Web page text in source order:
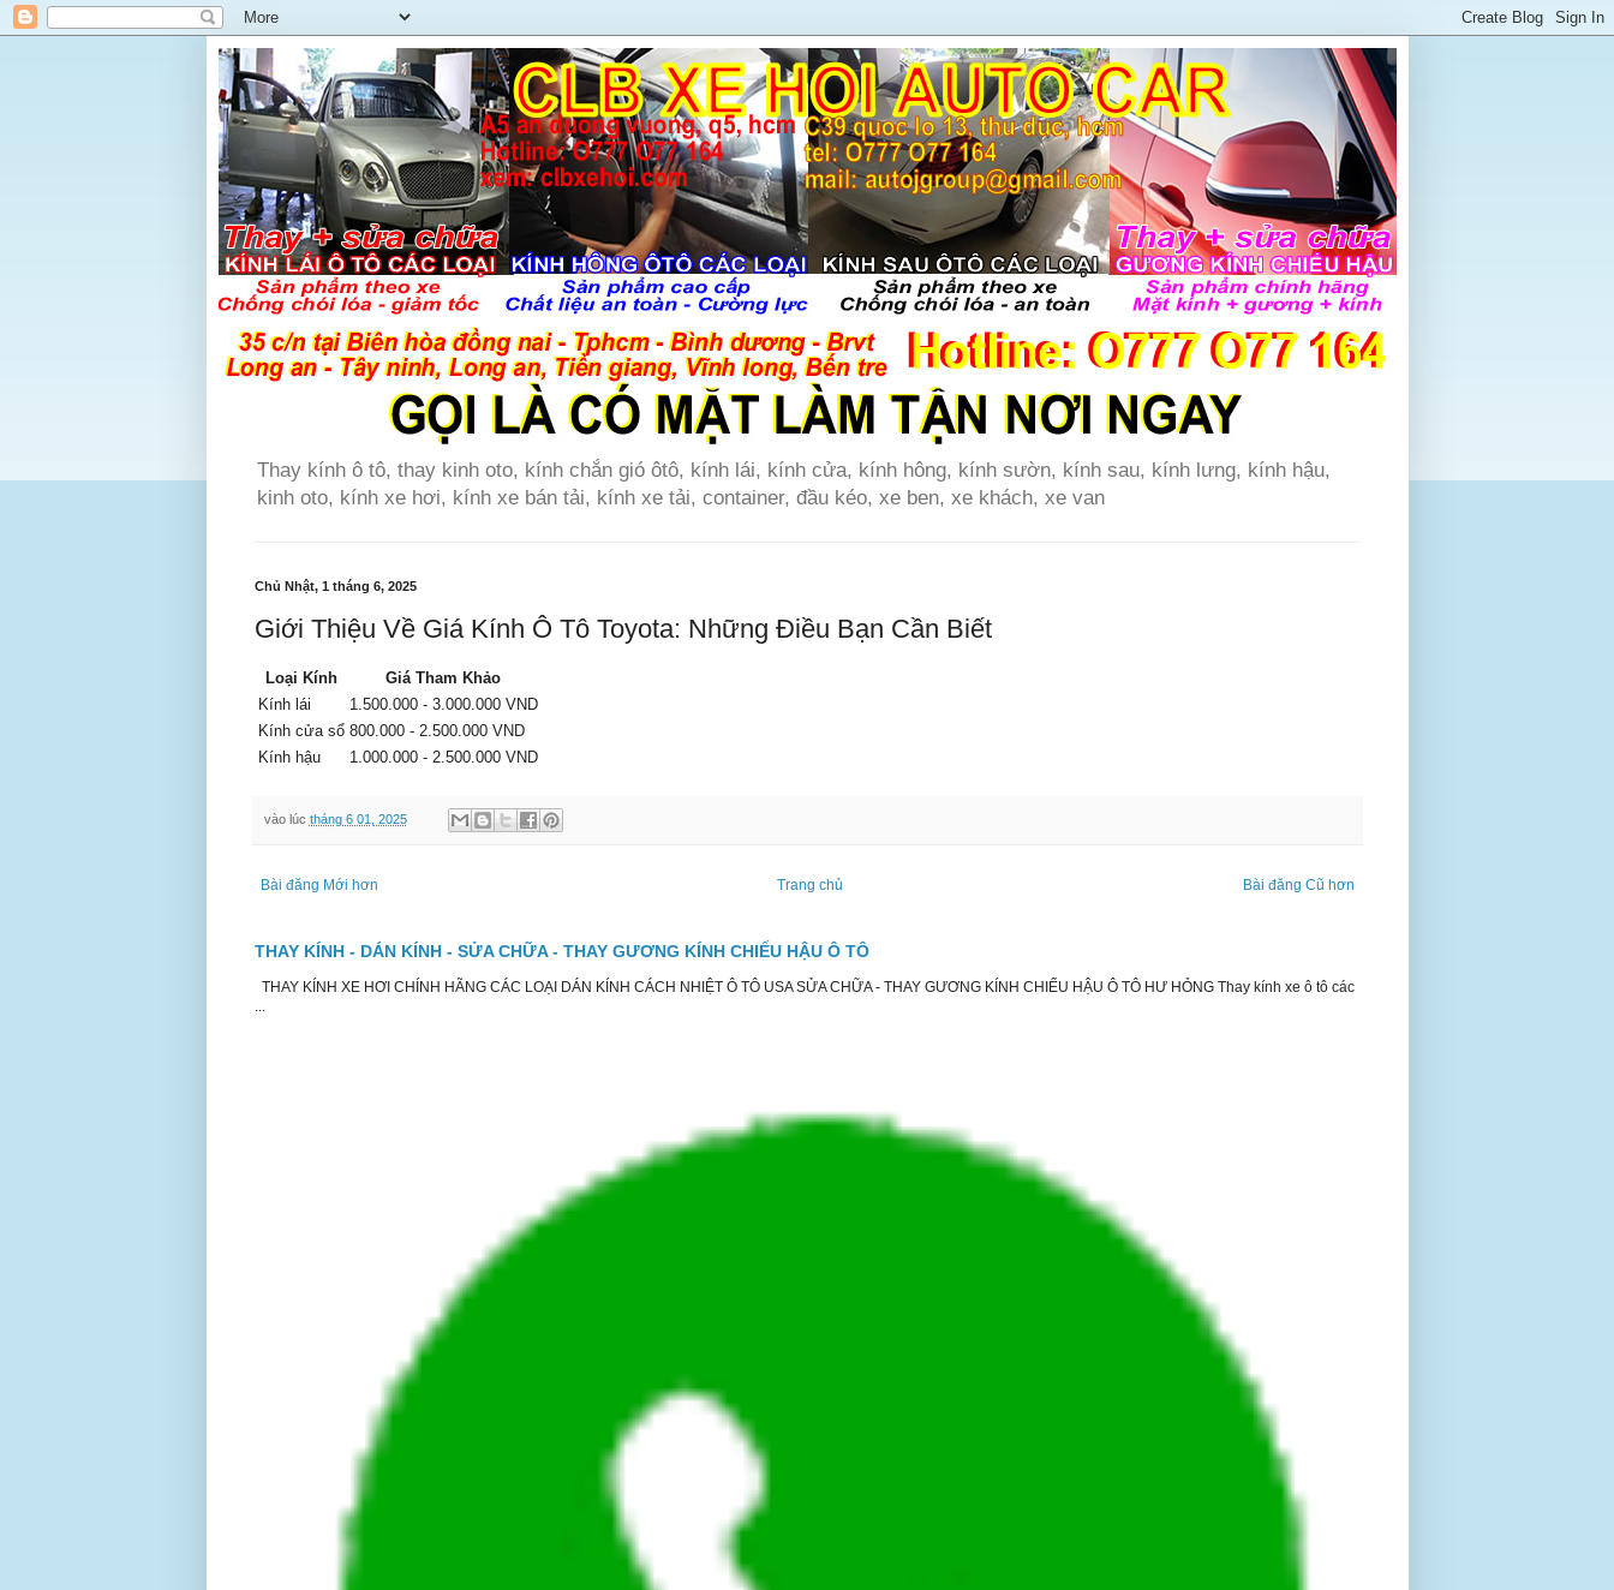
Thay kính ô tô, thay kinh oto, kính chắn gió ôtô, kính lái, kính cửa, kính hông, kính sườn, kính sau, kính lưng, kính hậu,
kinh oto, kính xe hơi, kính xe bán tải, kính xe tải, container, đầu kéo, xe ben, xe khách, xe van
Chủ Nhật, 1 tháng 6, 2025
Giới Thiệu Về Giá Kính Ô Tô Toyota: Những Điều Bạn Cần Biết
Loại Kính
Giá Tham Khảo
Kính lái
1.500.000 - 3.000.000 VND
Kính cửa sổ 800.000 - 2.500.000 VND
Kính hậu
1.000.000 - 2.500.000 VND
vào lúc tháng 6 01, 2025
Bài đăng Mới hơn Bài đăng Cũ hơn
Trang chủ
THAY KÍNH - DÁN KÍNH - SỬA CHỮA - THAY GƯƠNG KÍNH CHIẾU HẬU Ô TÔ
THAY KÍNH XE HƠI CHÍNH HÃNG CÁC LOẠI DÁN KÍNH CÁCH NHIỆT Ô TÔ USA SỬA CHỮA - THAY GƯƠNG KÍNH CHIẾU HẬU Ô TÔ HƯ HỎNG Thay kính xe ô tô các
...